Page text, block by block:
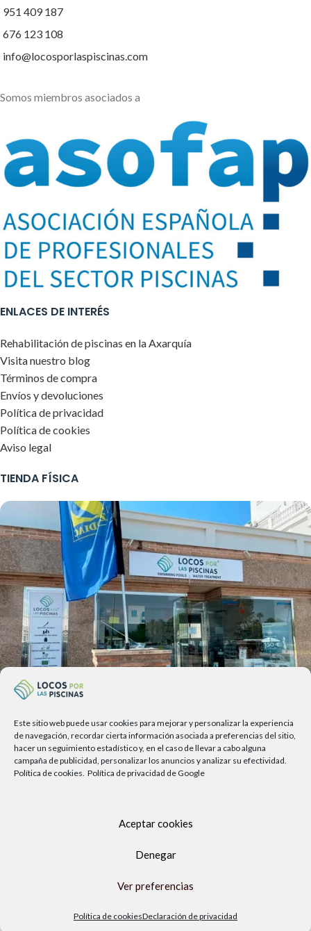
Este sitio web puede usar cookies para mejorar y personalizar la experiencia
de navegación, recordar cierta información asociada a preferencias del sitio,
hacer un seguimiento estadístico y, en el caso de llevar a cabo alguna
campaña de publicidad, personalizar los anuncios y analizar su efectividad.
Política de cookies. Política de privacidad de Google
Aceptar cookies
Denegar
Ver preferencias
Política de cookiesDeclaración de privacidad
951 409 187
676 123 108
info@locosporlaspiscinas.com
Somos miembros asociados a
ENLACES DE INTERÉS
Rehabilitación de piscinas en la Axarquía
Visita nuestro blog
Términos de compra
Envíos y devoluciones
Política de privacidad
Política de cookies
Aviso legal
TIENDA FÍSICA
Av. del Sol, 2, local 6,
29740 Torre del Mar, Málaga
Lunes a viernes